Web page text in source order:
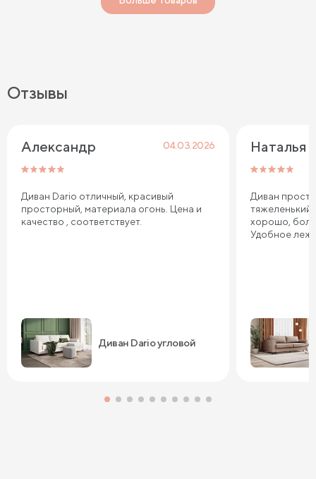
Отзывы
Александр 04.03.2026
Диван Dario отличный, красивый
просторный, материала огонь. Цена и
качество , соответствует.
Диван Dario угловой
Наталья
Диван
хорошо,
Удобное